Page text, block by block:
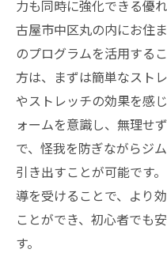
力も同時に強化できる優
古屋市中区丸の内にお住
のプログラムを活用する
方は、まずは簡単なスト
やストレッチの効果を感
ォームを意識し、無理せ
で、怪我を防ぎながらジ
引き出すことが可能です
導を受けることで、より
ことができ、初心者でも
す。